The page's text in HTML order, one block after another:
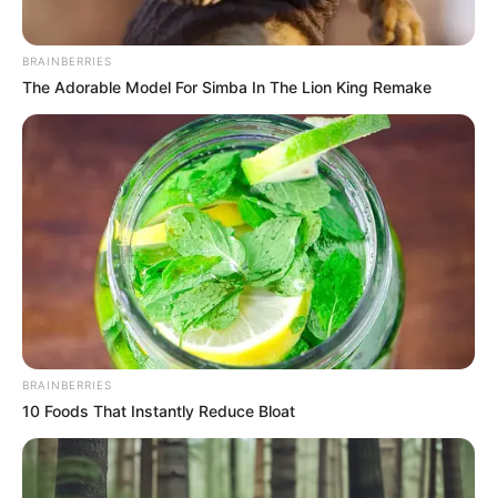
Gujarat Gujarat News ડોક્ટર બોગસ ડોક્ટર
અમારી યુટ્યુબ ચેનલ ને Subscribe કરો
અમદાવાદમાં મેયરને જોતા જ 3 દિવસથી પાણીમાં
રહેલા લોકોનો બાટલો ફાટ્યો
BRAINBERRIES
The Adorable Model For Simba In The Lion King Remake
BRAINBERRIES
10 Foods That Instantly Reduce Bloat